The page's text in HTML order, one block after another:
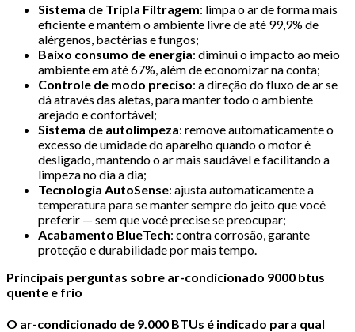
Sistema de Tripla Filtragem: limpa o ar de forma mais
eficiente e mantém o ambiente livre de até 99,9% de
alérgenos, bactérias e fungos;
Baixo consumo de energia: diminui o impacto ao meio
ambiente em até 67%, além de economizar na conta;
Controle de modo preciso: a direção do fluxo de ar se
dá através das aletas, para manter todo o ambiente
arejado e confortável;
Sistema de autolimpeza: remove automaticamente o
excesso de umidade do aparelho quando o motor é
desligado, mantendo o ar mais saudável e facilitando a
limpeza no dia a dia;
Tecnologia AutoSense: ajusta automaticamente a
temperatura para se manter sempre do jeito que você
preferir — sem que você precise se preocupar;
Acabamento BlueTech: contra corrosão, garante
proteção e durabilidade por mais tempo.
Principais perguntas sobre ar-condicionado 9000 btus
quente e frio
O ar-condicionado de 9.000 BTUs é indicado para qual